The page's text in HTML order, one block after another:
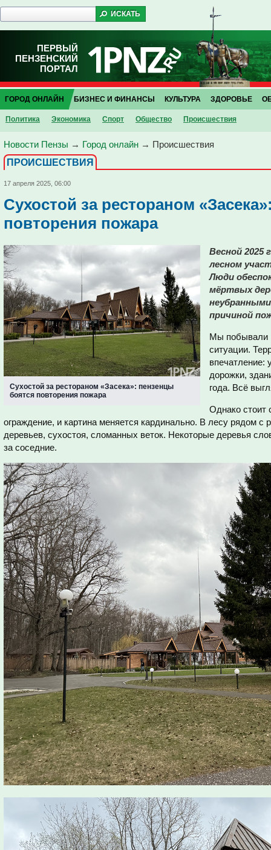
ПЕРВЫЙ
ПЕНЗЕНСКИЙ
ПОРТАЛ
ГОРОД ОНЛАЙН
Политика Экономика Спорт Общество Проиcшествия
БИЗНЕС И ФИНАНСЫ КУЛЬТУРА ЗДОРОВЬЕ
Новости Пензы → Город онлайн → Проиcшествия
ПРОИCШЕСТВИЯ
17 апреля 2025, 06:00
Сухостой за рестораном
повторения пожара
Сухостой за рестораном «Засека»: пензенцы
боятся повторения пожара
Весной 2025
лесном
Люди
мёртвых
причиной
Мы побывали
ситуации.
впечатление:
дорожки,
года. Всё
Однако стоит
ограждение, и картина меняется кардинально. В лесу рядом с
деревьев, сухостоя, сломанных веток. Некоторые деревья
за соседние.